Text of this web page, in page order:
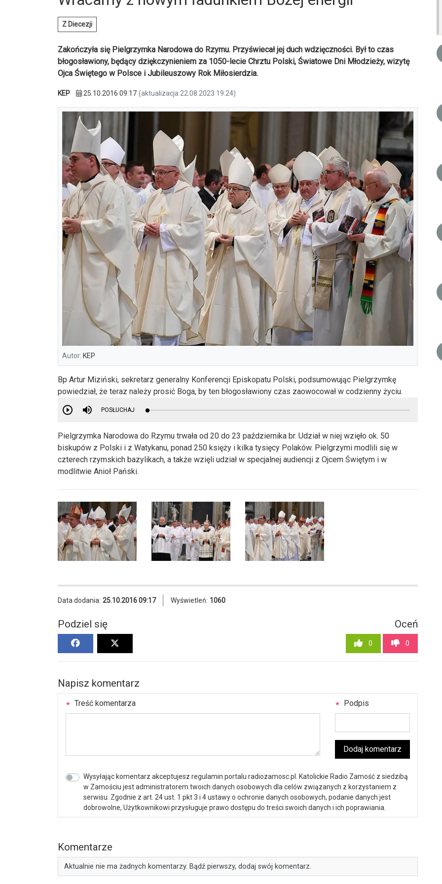
Z Diecezji
Zakończyła się Pielgrzymka Narodowa do Rzymu. Przyświecał jej duch wdzięczności. Był to czas
błogosławiony, będący dziękczynieniem za 1050-lecie Chrztu Polski, Światowe Dni Młodzieży, wizytę
Ojca Świętego w Polsce i Jubileuszowy Rok Miłosierdzia.
KEP 25.10.2016 09:17 (aktualizacja 22.08.2023 19:24)
Autor: KEP
Bp Artur Miziński, sekretarz generalny Konferencji Episkopatu Polski, podsumowując Pielgrzymkę
powiedział, że teraz należy prosić Boga, by ten błogosławiony czas zaowocował w codzienny życiu.
POSŁUCHAJ
Pielgrzymka Narodowa do Rzymu trwała od 20 do 23 października br. Udział w niej wzięło ok. 50
biskupów z Polski i z Watykanu, ponad 250 księży i kilka tysięcy Polaków. Pielgrzymi modlili się w
czterech rzymskich bazylikach, a także wzięli udział w specjalnej audiencji z Ojcem Świętym i w
modlitwie Anioł Pański.
Data dodania: 25.10.2016 09:17 Wyświetleń: 1060
Podziel się Oceń
0 0
Napisz komentarz
Treść komentarza Podpis
Dodaj komentarz
Wysyłając komentarz akceptujesz regulamin portalu radiozamosc.pl. Katolickie Radio Zamość z siedzibą
w Zamościu jest administratorem twoich danych osobowych dla celów związanych z korzystaniem z
serwisu. Zgodnie z art. 24 ust. 1 pkt 3 i 4 ustawy o ochronie danych osobowych, podanie danych jest
dobrowolne, Użytkownikowi przysługuje prawo dostępu do treści swoich danych i ich poprawiania.
Komentarze
Aktualnie nie ma żadnych komentarzy. Bądź pierwszy, dodaj swój komentarz.